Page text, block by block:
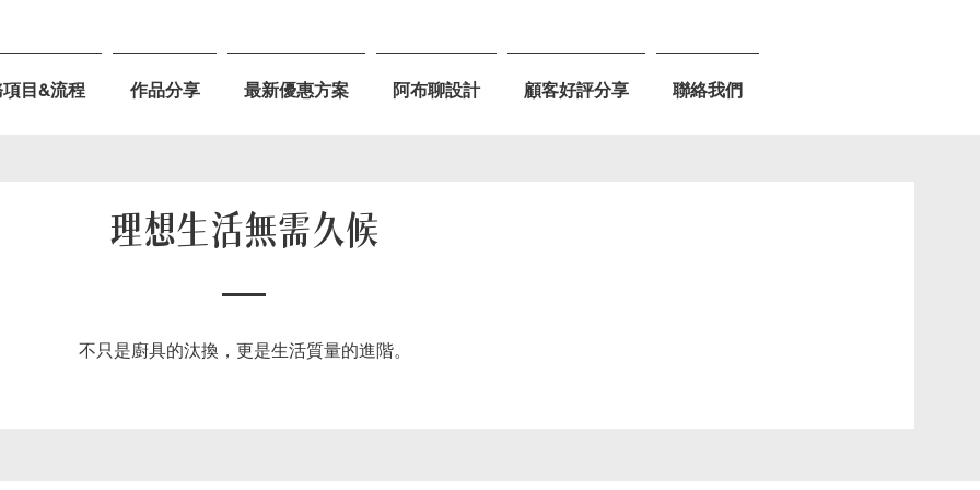
目&流程 作品分享 最新優惠方案 阿布聊設計 顧客好評分享 聯絡我們
理想生活無需久候
不只是廚具的汰換，更是生活質量的進階。